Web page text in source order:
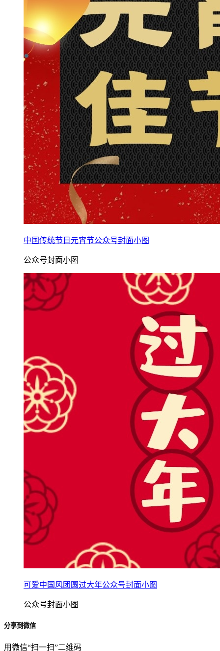
中国传统节日元宵节公众号封面小图
公众号封面小图
可爱中国风团圆过大年公众号封面小图
公众号封面小图
分享到微信
用微信“扫一扫”二维码